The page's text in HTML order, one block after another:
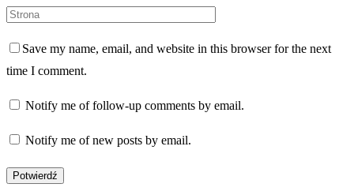
Save my name, email, and website in this browser for the next
time I comment.
Notify me of follow-up comments by email.
Notify me of new posts by email.